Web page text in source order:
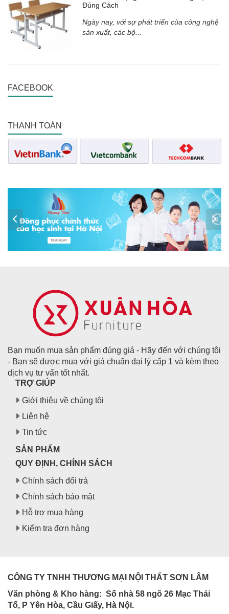
Đúng Cách
Ngày nay, với sự phát triển của công nghệ
sản xuất, các bộ...
FACEBOOK
THANH TOÁN
Bạn muốn mua sản phẩm đúng giá - Hãy đến với chúng tôi
- Bạn sẽ được mua với giá chuẩn đại lý cấp 1 và kèm theo
dịch vụ tư vấn tốt nhất.
TRỢ GIÚP
Giới thiệu về chúng tôi
Liên hệ
Tin tức
SẢN PHẨM
QUY ĐỊNH, CHÍNH SÁCH
Chính sách đổi trả
Chính sách bảo mật
Hỗ trợ mua hàng
Kiểm tra đơn hàng
CÔNG TY TNHH THƯƠNG MẠI NỘI THẤT SƠN LÂM
Văn phòng & Kho hàng: Số nhà 58 ngõ 26 Mạc Thái
Tổ, P Yên Hòa, Cầu Giấy, Hà Nội.